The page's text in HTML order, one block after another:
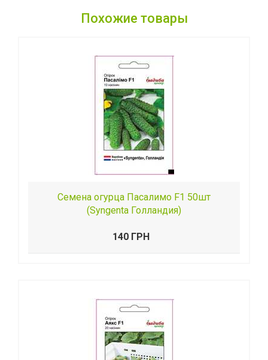
Похожие товары
Семена огурца Пасалимо F1 50шт
(Syngenta Голландия)
140 ГРН